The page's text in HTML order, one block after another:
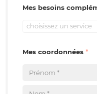
Mes besoins
choisissez un service
Mes coordonnées